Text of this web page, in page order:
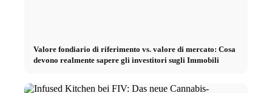
Valore fondiario di riferimento vs. valore di mercato: Cosa
devono realmente sapere gli investitori sugli Immobili